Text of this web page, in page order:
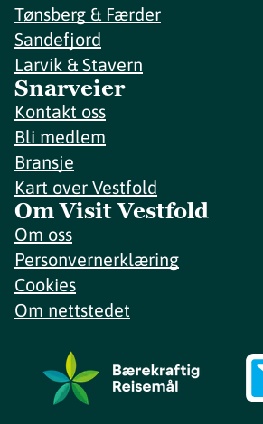
Tønsberg & Færder
Sandefjord
Larvik & Stavern
Snarveier
Kontakt oss
Bli medlem
Bransje
Kart over Vestfold
Om Visit Vestfold
Om oss
Personvernerklæring
Cookies
Om nettstedet